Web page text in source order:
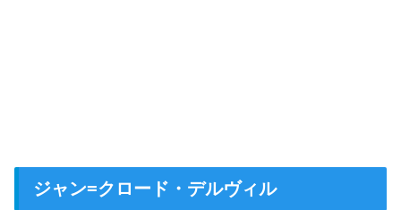
ジャン=クロード・デルヴィル